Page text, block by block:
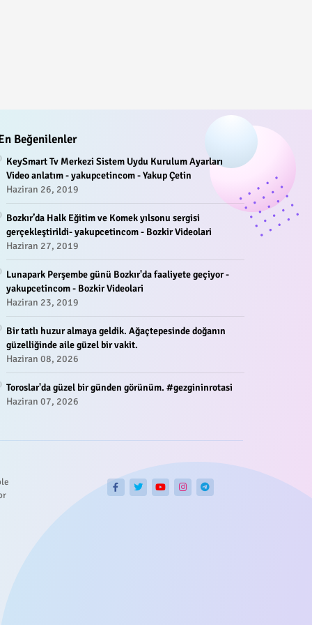
Beğenilenler
KeySmart Tv Merkezi Sistem Uydu Kurulum Ayarları
Video anlatım - yakupcetincom - Yakup Çetin
Haziran 26, 2019
Bozkır’da Halk Eğitim ve Komek yılsonu sergisi
gerçekleştirildi- yakupcetincom - Bozkir Videolari
Haziran 27, 2019
Lunapark Perşembe günü Bozkır'da faaliyete geçiyor -
yakupcetincom - Bozkir Videolari
Haziran 23, 2019
Bir tatlı huzur almaya geldik. Ağaçtepesinde doğanın
güzelliğinde aile güzel bir vakit.
Haziran 08, 2026
Toroslar'da güzel bir günden görünüm. #gezgininrotasi
Haziran 07, 2026